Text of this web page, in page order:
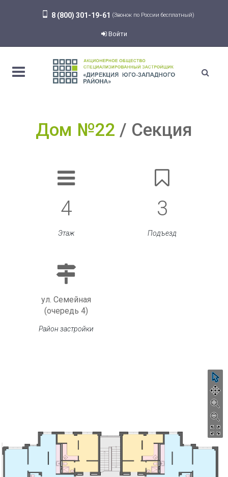
8 (800) 301-19-61 (Звонок по России бесплатный)
Войти
Дом №22 Секция
4
Этаж
3
Подъезд
ул. Семейная
(очередь 4)
Район застройки